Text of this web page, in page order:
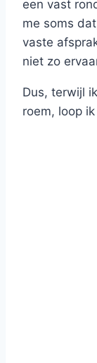
een vast
me soms
vaste
niet zo
Dus, terwijl
roem, loop